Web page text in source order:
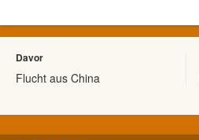
Davor
Flucht aus China